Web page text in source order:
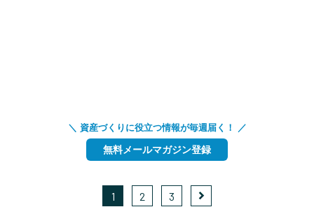
＼ 資産づくりに役立つ情報が毎週届く！ ／
無料メールマガジン登録
1 2 3